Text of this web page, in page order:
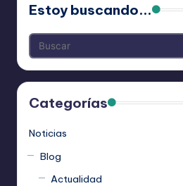
Estoy buscando...
Categorías
Noticias
Blog
Actualidad